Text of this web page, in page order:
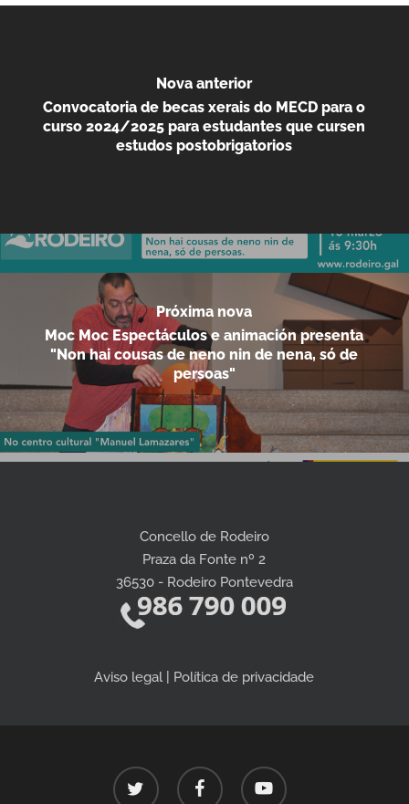
Nova anterior
Convocatoria de becas xerais do MECD para o
curso 2024/2025 para estudantes que cursen
estudos postobrigatorios
Próxima nova
Moc Moc Espectáculos e animación presenta
"Non hai cousas de neno nin de nena, só de
persoas"
Concello de Rodeiro
Praza da Fonte nº 2
36530 - Rodeiro Pontevedra
Aviso legal | Política de privacidade
twitter facebook youtube